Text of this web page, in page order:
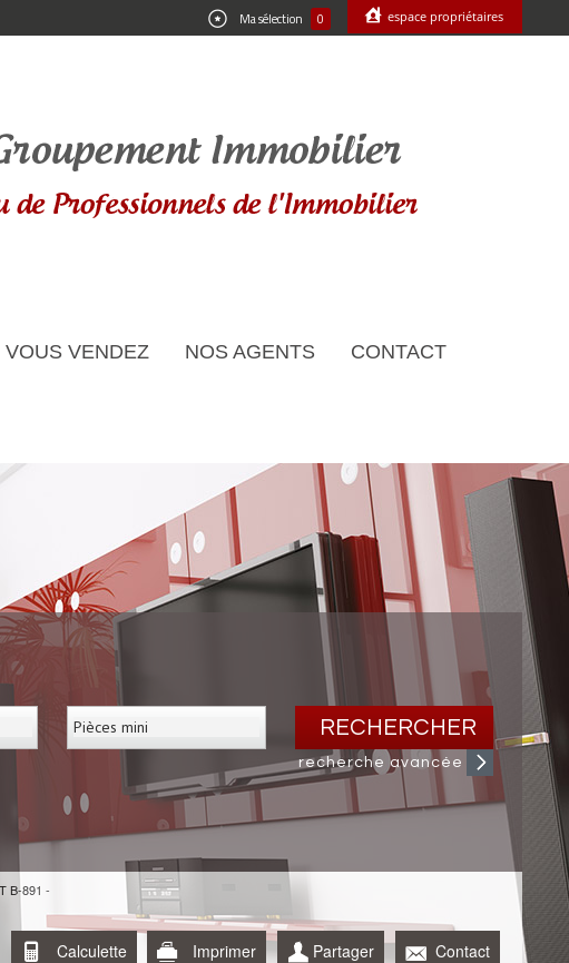
Ma sélection 0 espace propriétaires
VOUS VENDEZ NOS AGENTS CONTACT
RECHERCHER
recherche avancée
B-891 -
Contact
Partager
Imprimer
Calculette